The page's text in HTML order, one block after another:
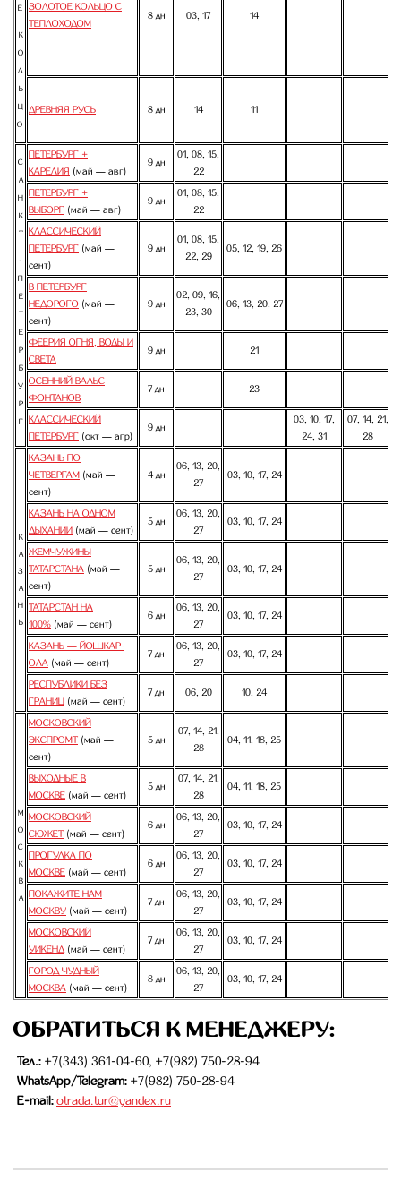
Е
К
О
Л
Ь
Ц
О
ЗОЛОТОЕ КОЛЬЦО С
ТЕПЛОХОДОМ
8 дн 03, 17 14
ДРЕВНЯЯ РУСЬ 8 дн 14 11
С
А
Н
К
Т
-
П
Е
Т
Е
Р
Б
У
Р
Г
ПЕТЕРБУРГ +
КАРЕЛИЯ (май — авг)
9 дн
01, 08, 15,
22
ПЕТЕРБУРГ +
ВЫБОРГ (май — авг)
9 дн
01, 08, 15,
22
КЛАССИЧЕСКИЙ
ПЕТЕРБУРГ (май —
сент)
9 дн
01, 08, 15,
22, 29
05, 12, 19, 26
В ПЕТЕРБУРГ
НЕДОРОГО (май —
сент)
9 дн
02, 09, 16,
23, 30
06, 13, 20, 27
ФЕЕРИЯ ОГНЯ, ВОДЫ И
СВЕТА
9 дн 21
ОСЕННИЙ ВАЛЬС
ФОНТАНОВ
7 дн 23
КЛАССИЧЕСКИЙ
ПЕТЕРБУРГ (окт — апр)
9 дн
03, 10, 17,
24, 31
07, 14, 21,
28
К
А
З
А
Н
Ь
КАЗАНЬ ПО
ЧЕТВЕРГАМ (май —
сент)
4 дн
06, 13, 20,
27
03, 10, 17, 24
КАЗАНЬ НА ОДНОМ
ДЫХАНИИ (май — сент)
5 дн
06, 13, 20,
27
03, 10, 17, 24
ЖЕМЧУЖИНЫ
ТАТАРСТАНА (май —
сент)
5 дн
06, 13, 20,
27
03, 10, 17, 24
ТАТАРСТАН НА
100% (май — сент)
6 дн
06, 13, 20,
27
03, 10, 17, 24
КАЗАНЬ — ЙОШКАР-
ОЛА (май — сент)
7 дн
06, 13, 20,
27
03, 10, 17, 24
РЕСПУБЛИКИ БЕЗ
ГРАНИЦ (май — сент)
7 дн 06, 20 10, 24
М
О
С
К
В
А
МОСКОВСКИЙ
ЭКСПРОМТ (май —
сент)
5 дн
07, 14, 21,
28
04, 11, 18, 25
ВЫХОДНЫЕ В
МОСКВЕ (май — сент)
5 дн
07, 14, 21,
28
04, 11, 18, 25
МОСКОВСКИЙ
СЮЖЕТ (май — сент)
6 дн
06, 13, 20,
27
03, 10, 17, 24
ПРОГУЛКА ПО
МОСКВЕ (май — сент)
6 дн
06, 13, 20,
27
03, 10, 17, 24
ПОКАЖИТЕ НАМ
МОСКВУ (май — сент)
7 дн
06, 13, 20,
27
03, 10, 17, 24
МОСКОВСКИЙ
УИКЕНД(май — сент)
7 дн
06, 13, 20,
27
03, 10, 17, 24
ГОРОД ЧУДНЫЙ
МОСКВА (май — сент)
8 дн
06, 13, 20,
27
03, 10, 17, 24
ОБРАТИТЬСЯ К МЕНЕДЖЕРУ:
Тел.: +7(343) 361-04-60, +7(982) 750-28-94
WhatsApp/Telegram: +7(982) 750-28-94
E-mail:otrada.tur@yandex.ru